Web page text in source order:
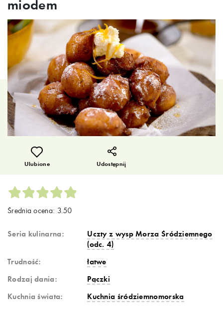
miodem
Ulubione Udostępnij
Średnia ocena: 3.50
Seria kulinarna:
Uczty z wysp Morza Śródziemnego
(odc. 4)
Trudność:
łatwe
Rodzaj dania:
Pączki
Kuchnia świata:
Kuchnia śródziemnomorska